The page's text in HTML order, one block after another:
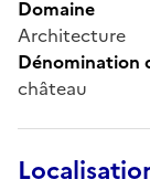
Domaine
Architecture
Dénomination
château